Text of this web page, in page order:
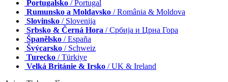
Portugalsko / Portugal
Rumunsko a Moldavsko / România & Moldova
Slovinsko / Slovenija
Srbsko & Černá Hora / Србија и Црна Гора
Španělsko / España
Švýcarsko / Schweiz
Turecko / Türkiye
Velká Británie & Irsko / UK & Ireland